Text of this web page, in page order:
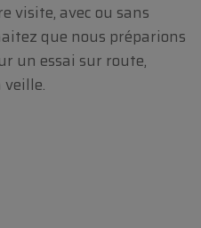
visite, avec ou sans
que nous préparions
un essai sur route,